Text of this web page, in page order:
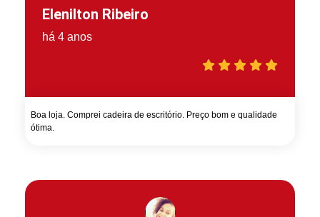
Elenilton Ribeiro
há 4 anos
Boa loja. Comprei cadeira de escritório. Preço bom e qualidade
ótima.